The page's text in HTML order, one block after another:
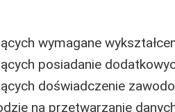
wymagane
posiadanie
doświadczenie
na przetwarzanie